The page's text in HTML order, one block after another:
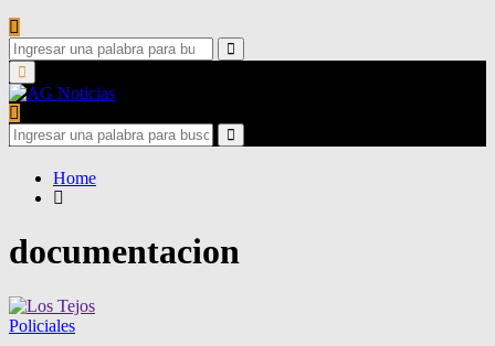
Search
for:
Search
Primary
Menu
Search
for:
Search
Home
documentacion
Policiales